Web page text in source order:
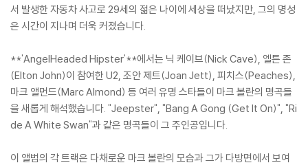
서 발생한 자동차 사고로 29세의 젊은 나이에 세상을 떠났지만, 그의 명성
은 시간이 지나며 더욱 커졌습니다.
**'AngelHeaded Hipster'**에서는 닉 케이브(Nick Cave), 엘튼 존
(Elton John)이 참여한 U2, 조안 제트(Joan Jett), 피치스(Peaches),
마크 앨먼드(Marc Almond) 등 여러 유명 스타들이 마크 볼란의 명곡들
을 새롭게 해석했습니다. "Jeepster", "Bang A Gong (Get It On)", "Ri
de A White Swan"과 같은 명곡들이 그 주인공입니다.
이 앨범의 각 트랙은 다채로운 마크 볼란의 모습과 그가 다방면에서 보여